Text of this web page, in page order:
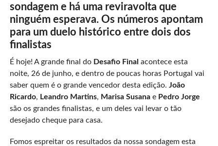
sondagem e há uma reviravolta que
ninguém esperava. Os números apontam
para um duelo histórico entre dois dos
finalistas
É hoje! A grande final do Desafio Final acontece esta
noite, 26 de junho, e dentro de poucas horas Portugal vai
saber quem é o grande vencedor desta edição. João
Ricardo, Leandro Martins, Marisa Susanae Pedro Jorge
são os grandes finalistas, e um deles vai levar o tão
desejado cheque para casa.
Fomos espreitar os resultados da nossa sondagem esta